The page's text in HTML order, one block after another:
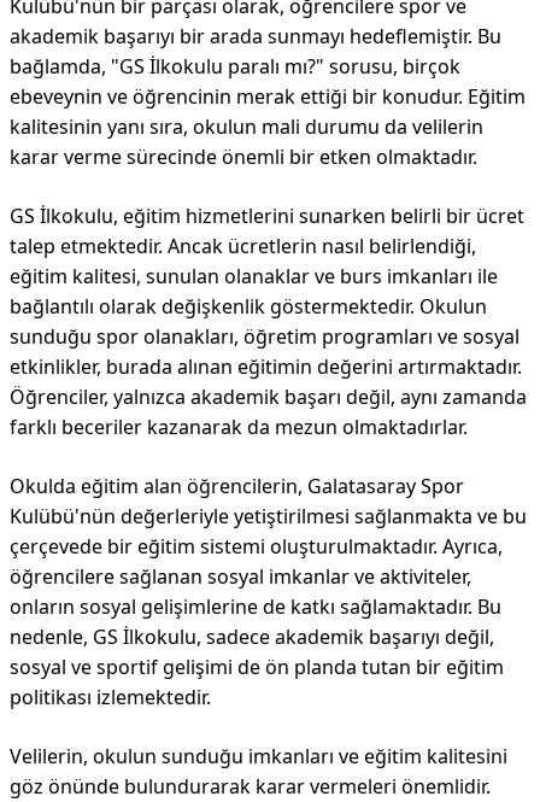
Kulübü'nün bir parçası olarak, öğrencilere spor ve
akademik başarıyı bir arada sunmayı hedeflemiştir. Bu
bağlamda, "GS İlkokulu paralı mı?" sorusu, birçok
ebeveynin ve öğrencinin merak ettiği bir konudur. Eğitim
kalitesinin yanı sıra, okulun mali durumu da velilerin
karar verme sürecinde önemli bir etken olmaktadır.
GS İlkokulu, eğitim hizmetlerini sunarken belirli bir ücret
talep etmektedir. Ancak ücretlerin nasıl belirlendiği,
eğitim kalitesi, sunulan olanaklar ve burs imkanları ile
bağlantılı olarak değişkenlik göstermektedir. Okulun
sunduğu spor olanakları, öğretim programları ve sosyal
etkinlikler, burada alınan eğitimin değerini artırmaktadır.
Öğrenciler, yalnızca akademik başarı değil, aynı zamanda
farklı beceriler kazanarak da mezun olmaktadırlar.
Okulda eğitim alan öğrencilerin, Galatasaray Spor
Kulübü'nün değerleriyle yetiştirilmesi sağlanmakta ve bu
çerçevede bir eğitim sistemi oluşturulmaktadır. Ayrıca,
öğrencilere sağlanan sosyal imkanlar ve aktiviteler,
onların sosyal gelişimlerine de katkı sağlamaktadır. Bu
nedenle, GS İlkokulu, sadece akademik başarıyı değil,
sosyal ve sportif gelişimi de ön planda tutan bir eğitim
politikası izlemektedir.
Velilerin, okulun sunduğu imkanları ve eğitim kalitesini
göz önünde bulundurarak karar vermeleri önemlidir.